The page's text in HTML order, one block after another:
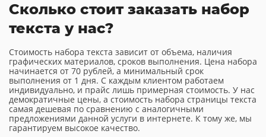
Сколько стоит заказать набор
текста у нас?
Стоимость набора текста зависит от объема, наличия
графических материалов, сроков выполнения. Цена набора
начинается от 70 рублей, а минимальный срок
выполнения от 1 дня. С каждым клиентом работаем
индивидуально, и прайс лишь примерная стоимость. У нас
демократичные цены, а стоимость набора страницы текста
самая дешевая по сравнению с аналогичными
предложениями данной услуги в интернете. К тому же, мы
гарантируем высокое качество.